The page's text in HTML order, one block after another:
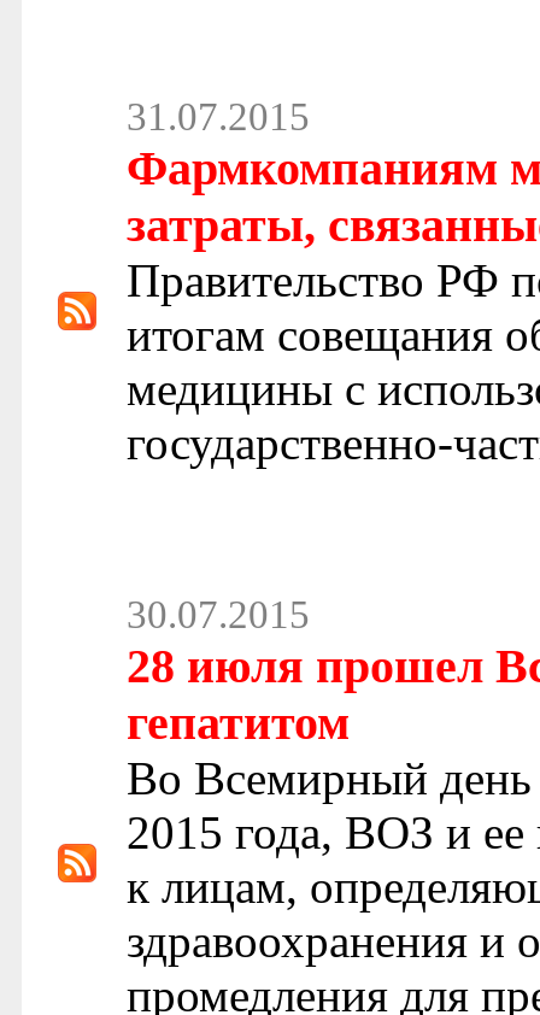
31.07.2015
Фармкомпаниям
затраты,
Правительство РФ
итогам совещания
медицины с
государственно-
30.07.2015
28 июля прошел
гепатитом
Во Всемирный день
2015 года, ВОЗ и ее
к лицам,
здравоохранения и
промедления для